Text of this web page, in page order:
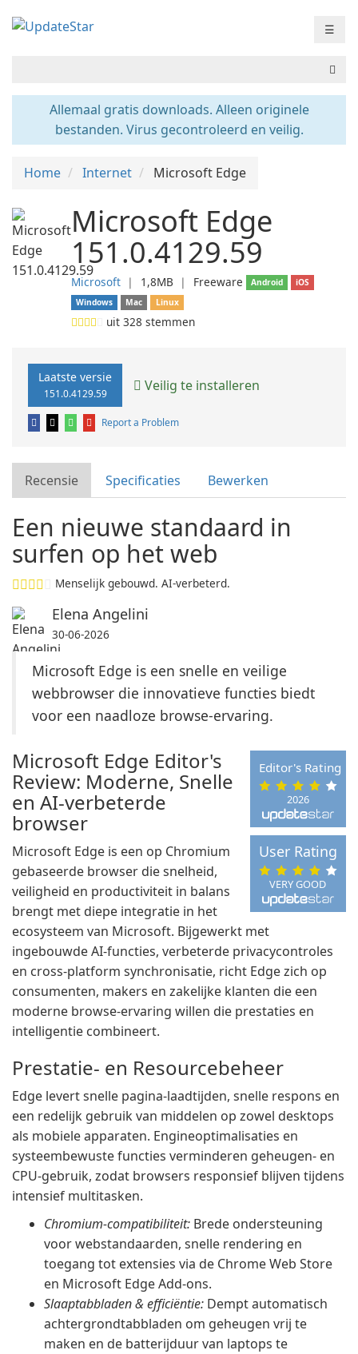
☰
Allemaal gratis downloads. Alleen originele
bestanden. Virus gecontroleerd en veilig.
Home Internet Microsoft Edge
Microsoft Edge
151.0.4129.59
Microsoft ❘ 1,8MB ❘ Freeware Android
iOS
Windows
Mac Linux
uit 328 stemmen
Laatste versie
151.0.4129.59 Veilig te installeren
Report a Problem
Recensie Specificaties Bewerken
Een nieuwe standaard in
surfen op het web
Menselijk gebouwd. AI-verbeterd.
Elena Angelini
30-06-2026
Microsoft Edge is een snelle en veilige
webbrowser die innovatieve functies biedt
voor een naadloze browse-ervaring.
2026
Editor's Rating
VERY GOOD
User Rating
Microsoft Edge Editor's
Review: Moderne, Snelle
en AI-verbeterde
browser
Microsoft Edge is een op Chromium
gebaseerde browser die snelheid,
veiligheid en productiviteit in balans
brengt met diepe integratie in het
ecosysteem van Microsoft. Bijgewerkt met
ingebouwde AI-functies, verbeterde privacycontroles
en cross-platform synchronisatie, richt Edge zich op
consumenten, makers en zakelijke klanten die een
moderne browse-ervaring willen die prestaties en
intelligentie combineert.
Prestatie- en Resourcebeheer
Edge levert snelle pagina-laadtijden, snelle respons en
een redelijk gebruik van middelen op zowel desktops
als mobiele apparaten. Engineoptimalisaties en
systeembewuste functies verminderen geheugen- en
CPU-gebruik, zodat browsers responsief blijven tijdens
intensief multitasken.
Chromium-compatibiliteit: Brede ondersteuning
voor webstandaarden, snelle rendering en
toegang tot extensies via de Chrome Web Store
en Microsoft Edge Add-ons.
Slaaptabbladen & efficiëntie: Dempt automatisch
achtergrondtabbladen om geheugen vrij te
maken en de batterijduur van laptops te